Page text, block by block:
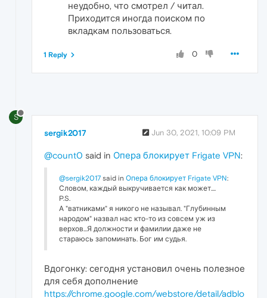
неудобно, что смотрел / читал.
Приходится иногда поиском по
вкладкам пользоваться.
0
1 Reply
S
sergik2017 Jun 30, 2021, 10:09 PM
@count0 said in Опера блокирует Frigate VPN:
@sergik2017 said in Опера блокирует Frigate VPN:
Словом, каждый выкручивается как может....
P.S.
А "ватниками" я никого не называл. "Глубинным
народом" назвал нас кто-то из совсем уж из
верхов...Я должности и фамилии даже не
стараюсь запоминать. Бог им судья.
Вдогонку: сегодня установил очень полезное
для себя дополнение
https://chrome.google.com/webstore/detail/adblo